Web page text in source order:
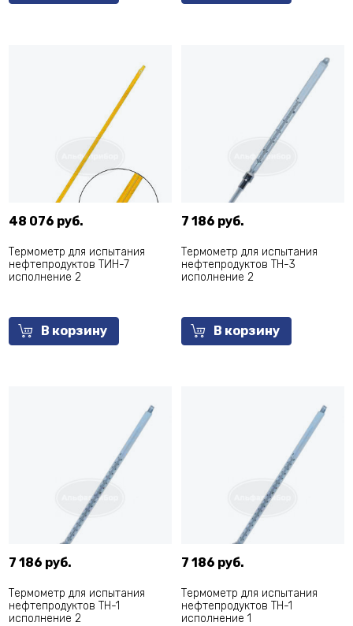
48 076 руб.
Термометр для испытания
нефтепродуктов ТИН-7
исполнение 2
В корзину
7 186 руб.
Термометр для испытания
нефтепродуктов ТН-3
исполнение 2
В корзину
7 186 руб.
Термометр для испытания
нефтепродуктов ТН-1
исполнение 2
7 186 руб.
Термометр для испытания
нефтепродуктов ТН-1
исполнение 1